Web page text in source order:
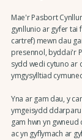
Mae'r Pasbort
gynllunio ar gyfer tai
cartref) mewn dau
presennol, byddai'r
sydd wedi cytuno ar
ymgysylltiad
Yna ar gam dau, y
ymgeisydd
gam hwn yn
ac yn gyflymach ar